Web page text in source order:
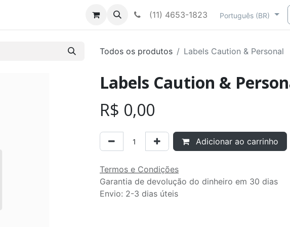
(11) 4653-1823 Português (BR)
Todos os produtos Labels Caution & Personal
Labels Caution &
R$ 0,00
Adicionar ao carrinho
Termos e Condições
Garantia de devolução do dinheiro em 30 dias
Envio: 2-3 dias úteis